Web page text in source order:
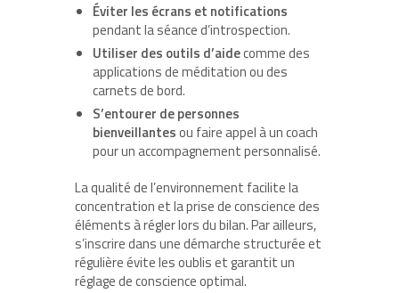
Éviter les écrans et notifications
pendant la séance d’introspection.
Utiliser des outils d’aidecomme des
applications de méditation ou des
carnets de bord.
S’entourer de personnes
bienveillantesou faire appel à un coach
pour un accompagnement personnalisé.
La qualité de l’environnement facilite la
concentration et la prise de conscience des
éléments à régler lors du bilan. Par ailleurs,
s’inscrire dans une démarche structurée et
régulière évite les oublis et garantit un
réglage de conscience optimal.